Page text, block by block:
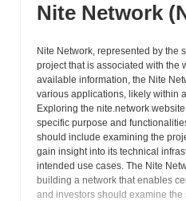
Nite Network
Nite Network, represented by the
project that is associated with the
available information, the Nite
various applications, likely within
Exploring the nite.network
specific purpose and
should include examining the
gain insight into its technical
intended use cases. The Nite
building a network that enables
and investors should examine